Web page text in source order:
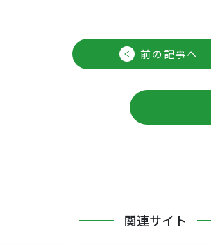
前の記事へ
関連サイト